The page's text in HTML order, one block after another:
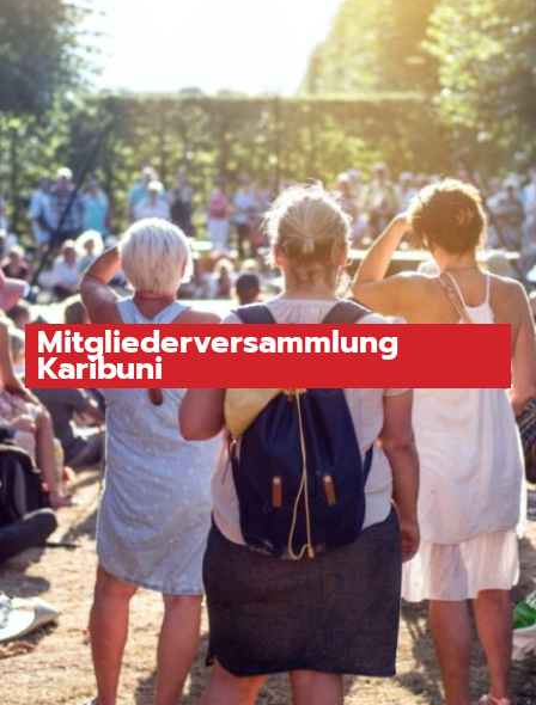
Mitgliederversammlung
Karibuni